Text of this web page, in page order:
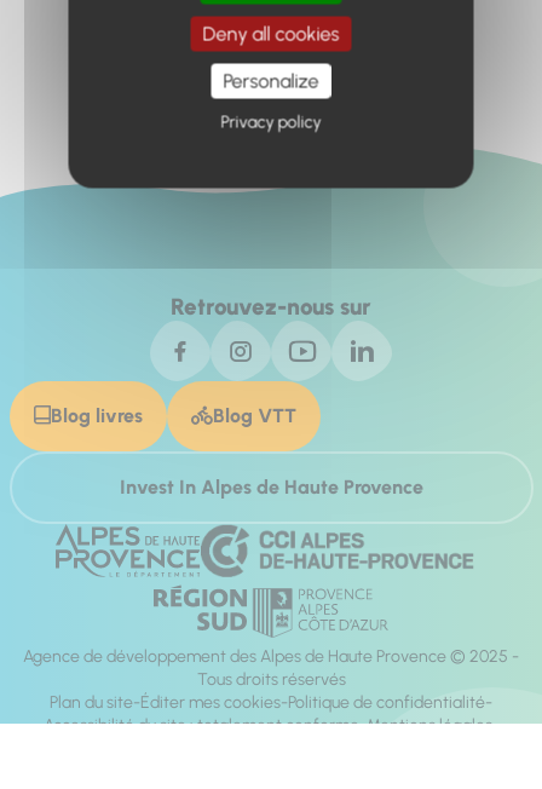
Retour à l'accueil
Retrouvez-nous sur
Blog livres Blog VTT
Invest In Alpes de Haute Provence
Agence de développement des Alpes de Haute Provence © 2025 -
Tous droits réservés
Plan du site Éditer mes cookies Politique de confidentialité
Accessibilité du site : totalement conforme Mentions légales
Deny all cookies
Personalize
Privacy policy